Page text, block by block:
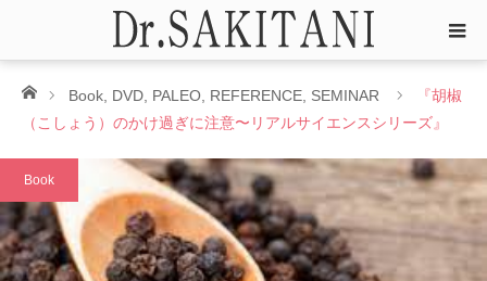
ホームBook DVD PALEO REFERENCE SEMINAR
『胡椒
（こしょう）のかけ過ぎに注意〜リアルサイエンスシリーズ』
Book